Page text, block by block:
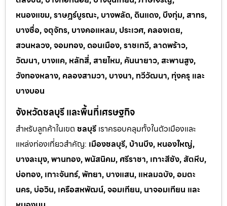
หนองแขม, ราษฎร์บูรณะ, บางพลัด, ดินแดง, บึงกุ่ม, สาทร,
บางซื่อ, จตุจักร, บางคอแหลม, ประเวศ, คลองเตย,
สวนหลวง, จอมทอง, ดอนเมือง, ราชเทวี, ลาดพร้าว,
วัฒนา, บางแค, หลักสี่, สายไหม, คันนายาว, สะพานสูง,
วังทองหลาง, คลองสามวา, บางนา, ทวีวัฒนา, ทุ่งครุ และ
บางบอน
จังหวัดชลบุรี และพื้นที่เศรษฐกิจ
สำหรับลูกค้าในเขต ชลบุรี เราครอบคลุมทั้งในตัวเมืองและ
แหล่งท่องเที่ยวสำคัญ: เมืองชลบุรี, บ้านบึง, หนองใหญ่,
บางละมุง, พานทอง, พนัสนิคม, ศรีราชา, เกาะสีชัง, สัตหีบ,
บ่อทอง, เกาะจันทร์, พัทยา, บางแสน, แหลมฉบัง, อมตะ
นคร, บ่อวิน, เครือสหพัฒน์, จอมเทียน, นาจอมเทียน และ